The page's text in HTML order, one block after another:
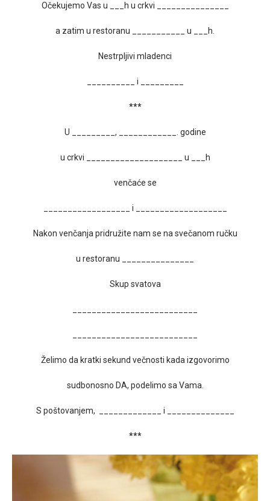
Očekujemo Vas u ___h u crkvi _______________
a zatim u restoranu ___________ u ___h.
Nestrpljivi mladenci
__________ i _________
***
U _________, ____________. godine
u crkvi ____________________ u ___h
venčaće se
__________________ i ___________________
Nakon venčanja pridružite nam se na svečanom ručku
u restoranu _______________
Skup svatova
Želimo da kratki sekund večnosti kada izgovorimo
sudbonosno DA, podelimo sa Vama.
S poštovanjem, _____________ i ______________
***